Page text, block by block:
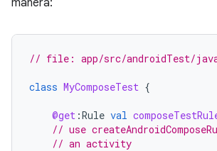
manera:
// file: app/src/androidTest/java/
class MyComposeTest {
@get :Rule val
// use
// an activity